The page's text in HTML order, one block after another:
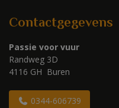
Contactgegevens
Passie voor vuur
Randweg 3D
4116 GH Buren
0344-606739